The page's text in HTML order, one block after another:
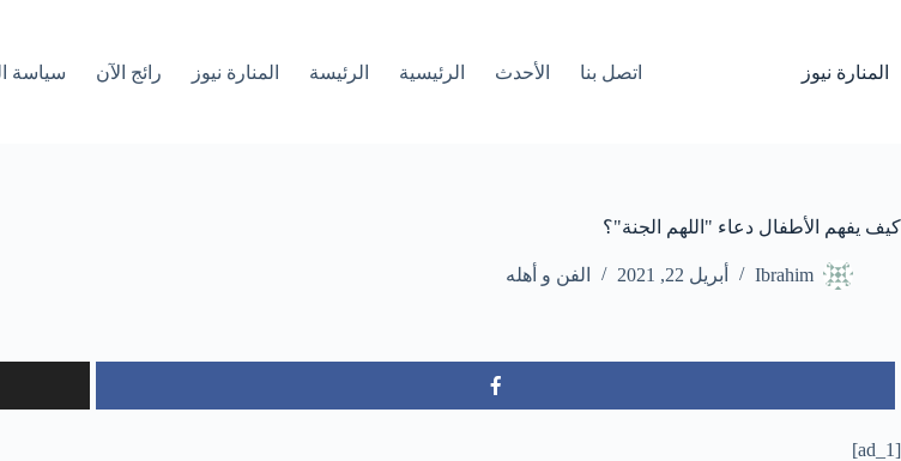
المنارة نيوز اتصل بنا الأحدث الرئيسية الرئیسة المنارة نيوز رائج الآن سياسة
كيف يفهم الأطفال دعاء "اللهم الجنة"؟
Ibrahim أبريل 22, 2021 الفن و أهله
[ad_1]